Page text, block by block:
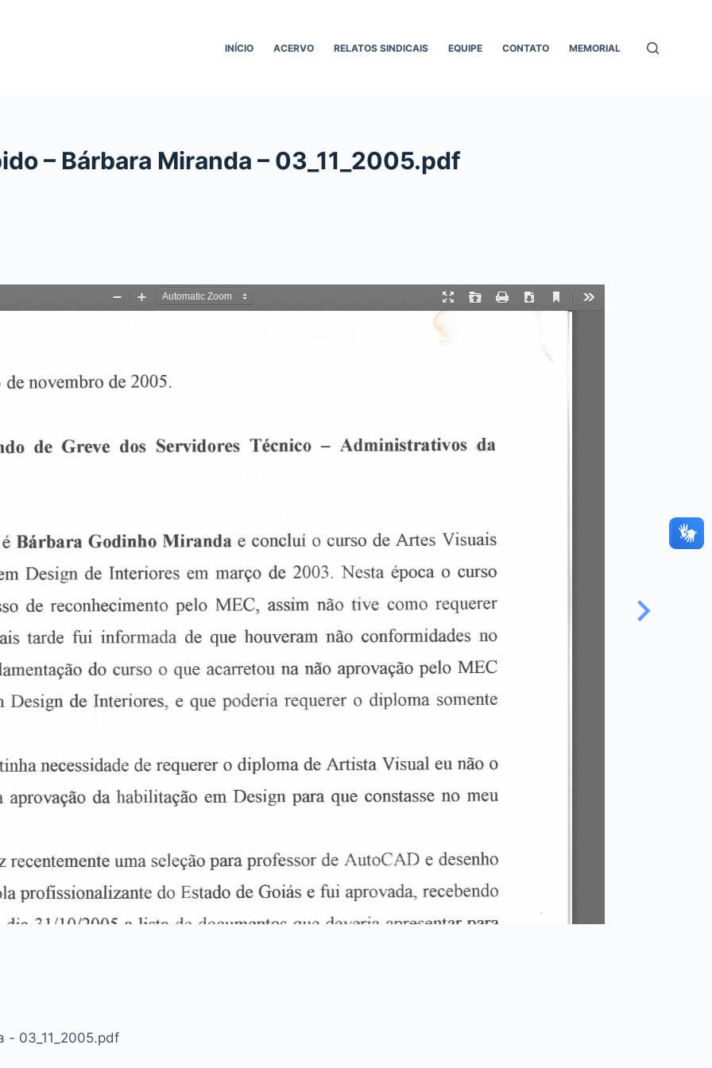
INÍCIO ACERVO RELATOS SINDICAIS EQUIPE CONTATO MEMORIAL
– Bárbara Miranda – 03_11_2005.pdf
- 03_11_2005.pdf